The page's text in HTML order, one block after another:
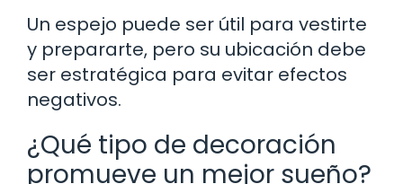
Un espejo puede ser útil para vestirte
y prepararte, pero su ubicación debe
ser estratégica para evitar efectos
negativos.
¿Qué tipo de decoración
promueve un mejor sueño?